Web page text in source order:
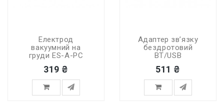
Електрод
вакуумний на
груди ES-A-PC
319 ₴
Адаптер зв’язку
бездротовий
BT/USB
511 ₴